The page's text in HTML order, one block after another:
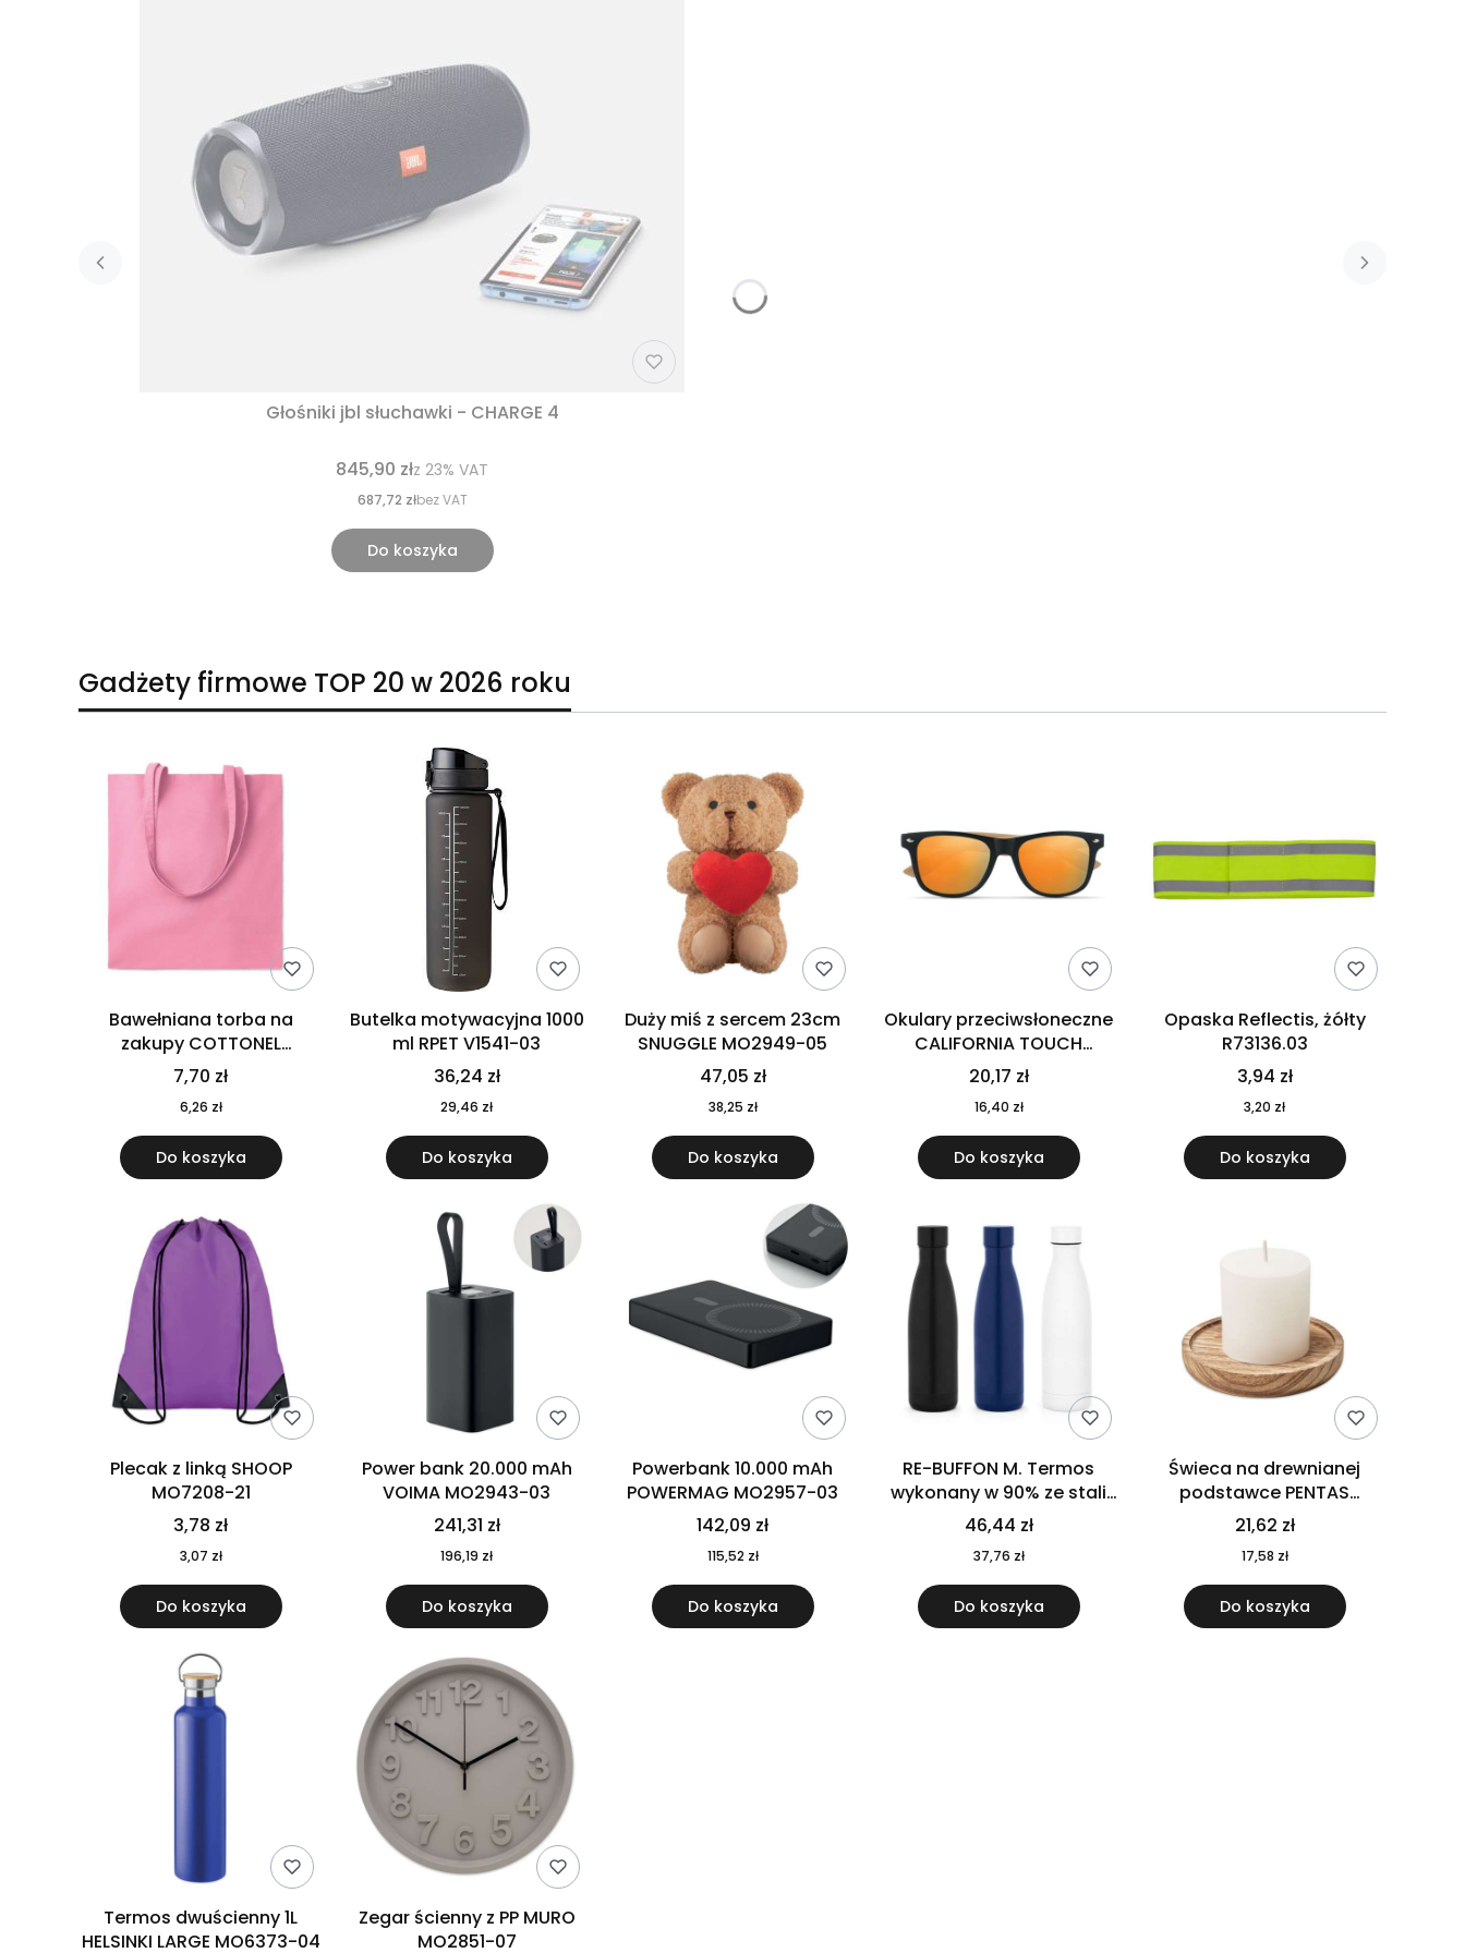
Głośniki jbl słuchawki - CHARGE 4
845,90 złz 23% VAT
687,72 złbez VAT
Do koszyka
Gadżety firmowe TOP 20 w 2026 roku
Bawełniana torba na
zakupy COTTONEL
COLOUR++ MO9846-11
7,70 zł
6,26 zł
Do koszyka
Butelka motywacyjna 1000
ml RPET V1541-03
36,24 zł
29,46 zł
Do koszyka
Duży miś z sercem 23cm
SNUGGLE MO2949-05
47,05 zł
38,25 zł
Do koszyka
Okulary przeciwsłoneczne
CALIFORNIA TOUCH
MO9617-10
20,17 zł
16,40 zł
Do koszyka
Opaska Reflectis, żółty
R73136.03
3,94 zł
3,20 zł
Do koszyka
Plecak z linką SHOOP
MO7208-21
3,78 zł
3,07 zł
Do koszyka
Power bank 20.000 mAh
VOIMA MO2943-03
241,31 zł
196,19 zł
Do koszyka
Powerbank 10.000 mAh
POWERMAG MO2957-03
142,09 zł
115,52 zł
Do koszyka
RE-BUFFON M. Termos
wykonany w 90% ze stali
nierdzewnej pochodzącej z
recyklingu 520 ml 94294
46,44 zł
37,76 zł
Do koszyka
Świeca na drewnianej
podstawce PENTAS
MO6282-40
21,62 zł
17,58 zł
Do koszyka
Termos dwuścienny 1L
HELSINKI LARGE MO6373-04
Zegar ścienny z PP MURO
MO2851-07